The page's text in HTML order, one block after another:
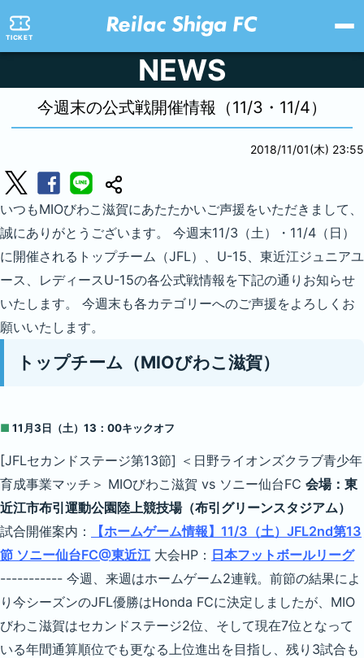
TICKET
NEWS
今週末の公式戦開催情報（11/3・11/4）
2018/11/01(木) 23:55
いつもMIOびわこ滋賀にあたたかいご声援をいただきまして、
誠にありがとうございます。 今週末11/3（土）・11/4（日）
に開催されるトップチーム（JFL）、U-15、東近江ジュニアユ
ース、レディースU-15の各公式戦情報を下記の通りお知らせ
いたします。 今週末も各カテゴリーへのご声援をよろしくお
願いいたします。
トップチーム（MIOびわこ滋賀）
■ 11月3日（土）13：00キックオフ
[JFLセカンドステージ第13節] ＜日野ライオンズクラブ青少年
育成事業マッチ＞ MIOびわこ滋賀 vs ソニー仙台FC 会場：東
近江市布引運動公園陸上競技場（布引グリーンスタジアム）
試合開催案内：
【ホームゲーム情報】11/3（土）JFL2nd第13
節 ソニー仙台FC@東近江 大会HP： 日本フットボールリーグ
----------- 今週、来週はホームゲーム2連戦。前節の結果によ
り今シーズンのJFL優勝はHonda FCに決定しましたが、MIO
びわこ滋賀はセカンドステージ2位、そして現在7位となって
いる年間通算順位でも更なる上位進出を目指し、残り3試合も